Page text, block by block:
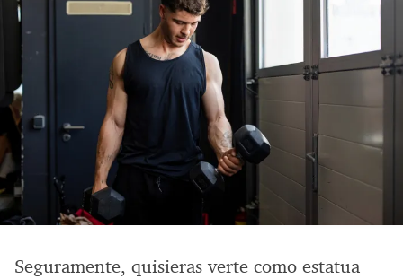
Seguramente, quisieras verte como estatua